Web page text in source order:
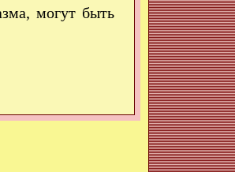
могут быть